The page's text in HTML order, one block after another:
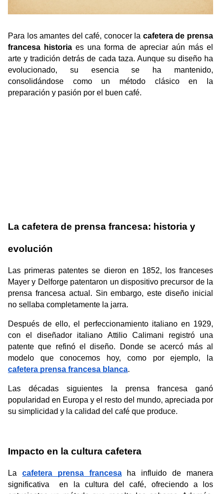
Para los amantes del café, conocer la cafetera de prensa
francesa historia es una forma de apreciar aún más el
arte y tradición detrás de cada taza. Aunque su diseño ha
evolucionado, su esencia se ha mantenido,
consolidándose como un método clásico en la
preparación y pasión por el buen café.
La cafetera de prensa francesa: historia y
evolución
Las primeras patentes se dieron en 1852, los franceses
Mayer y Delforge patentaron un dispositivo precursor de la
prensa francesa actual. Sin embargo, este diseño inicial
no sellaba completamente la jarra.
Después de ello, el perfeccionamiento italiano en 1929,
con el diseñador italiano Attilio Calimani registró una
patente que refinó el diseño. Donde se acercó más al
cafetera prensa francesa blanca.
Las décadas siguientes la prensa francesa ganó
popularidad en Europa y el resto del mundo, apreciada por
su simplicidad y la calidad del café que produce.
Impacto en la cultura cafetera
La cafetera prensa francesa ha influido de manera
significativa  en la cultura del café, ofreciendo a los